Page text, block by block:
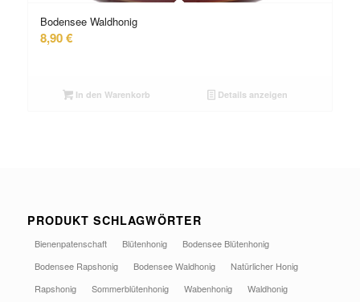
Bodensee Waldhonig
8,90€
In den Warenkorb Details anzeigen
PRODUKT SCHLAGWÖRTER
Bienenpatenschaft Blütenhonig
Bodensee Blütenhonig
Bodensee Rapshonig
Bodensee Waldhonig
Natürlicher Honig
Rapshonig
Sommerblütenhonig Wabenhonig Waldhonig